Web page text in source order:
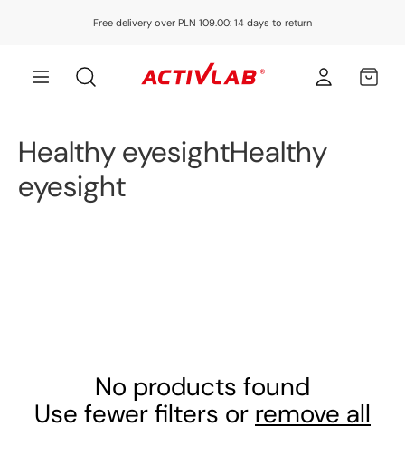
Free delivery over PLN 109.00: 14 days to return
in
CART
C
o
Healthy eyesightHealthy
eyesight
No products found
Use fewer filters or remove all